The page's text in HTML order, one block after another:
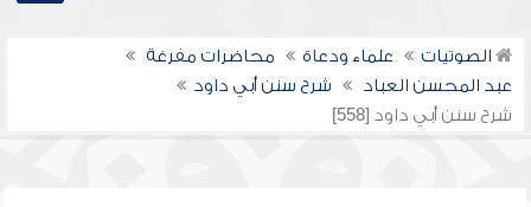
الصوتيات علماء ودعاة
محاضرات مفرغة
عبد المحسن العباد
شرح سنن أبي داود
شرح سنن أبي داود [558]